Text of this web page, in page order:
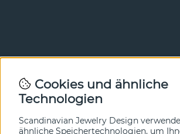
Newsletter
In unserem Newsletter erfahren Sie vor
hier an.
Cookies und ähnliche
Technologien
Scandinavian Jewelry Design
ähnliche Speichertechnologien, um